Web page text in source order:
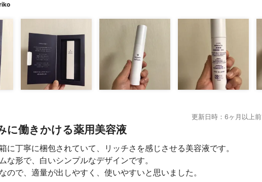
更新日時：6ヶ月以上前
に働きかける薬用美容液
に丁寧に梱包されていて、リッチさを感じさせる美容液です。
な形で、白いシンプルなデザインです。
ので、適量が出しやすく、使いやすいと思いました。